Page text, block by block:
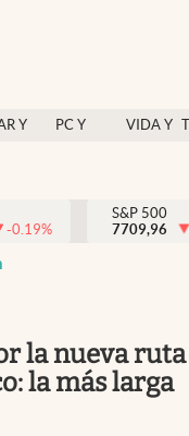
Y
PC Y
VIDA Y
México
-0.19%
S&P 500
7709,96
la nueva ruta
la más larga